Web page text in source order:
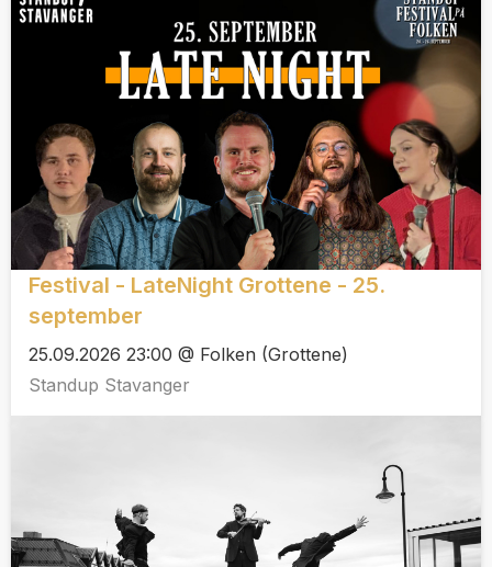
Festival - LateNight Grottene - 25.
september
25.09.2026 23:00 @ Folken (Grottene)
Standup Stavanger